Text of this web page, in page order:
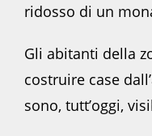
ridosso di un
Gli abitanti della
costruire case
sono, tutt’oggi,